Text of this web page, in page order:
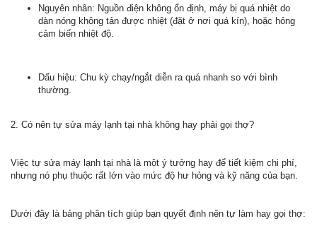
Nguyên nhân: Nguồn điện không ổn định, máy bị quá nhiệt do
dàn nóng không tản được nhiệt (đặt ở nơi quá kín), hoặc hỏng
cảm biến nhiệt độ.
Dấu hiệu: Chu kỳ chạy/ngắt diễn ra quá nhanh so với bình
thường.
2. Có nên tự sửa máy lạnh tại nhà không hay phải gọi thợ?
Việc tự sửa máy lạnh tại nhà là một ý tưởng hay để tiết kiệm chi phí,
nhưng nó phụ thuộc rất lớn vào mức độ hư hỏng và kỹ năng của bạn.
Dưới đây là bảng phân tích giúp bạn quyết định nên tự làm hay gọi thợ: